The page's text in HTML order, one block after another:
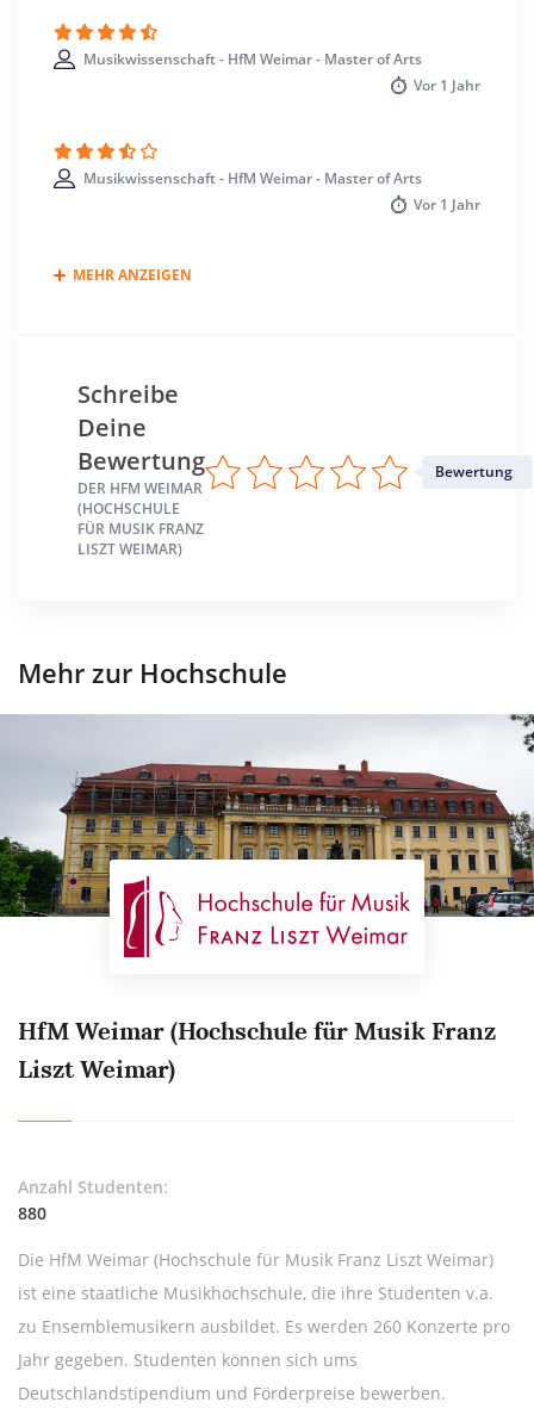
Musikwissenschaft - HfM Weimar - Master of Arts
Vor 1 Jahr
Musikwissenschaft - HfM Weimar - Master of Arts
Vor 1 Jahr
MEHR ANZEIGEN
Schreibe
Deine
Bewertung
DER HFM WEIMAR
(HOCHSCHULE
FÜR MUSIK FRANZ
LISZT WEIMAR)
Bewertung
Mehr zur Hochschule
HfM Weimar (Hochschule für Musik Franz
Liszt Weimar)
Anzahl Studenten:
880
Die HfM Weimar (Hochschule für Musik Franz Liszt Weimar)
ist eine staatliche Musikhochschule, die ihre Studenten v.a.
zu Ensemblemusikern ausbildet. Es werden 260 Konzerte pro
Jahr gegeben. Studenten können sich ums
Deutschlandstipendium und Förderpreise bewerben.